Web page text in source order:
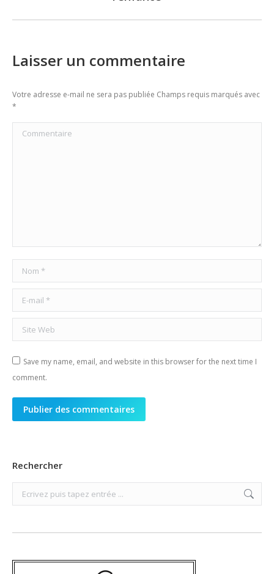
post:
Laisser un commentaire
Votre adresse e-mail ne sera pas publiée Champs requis marqués avec
*
Commentaire
Nom *
E-mail *
Site Web
Save my name, email, and website in this browser for the next time I
comment.
Publier des commentaires
Rechercher
Search: